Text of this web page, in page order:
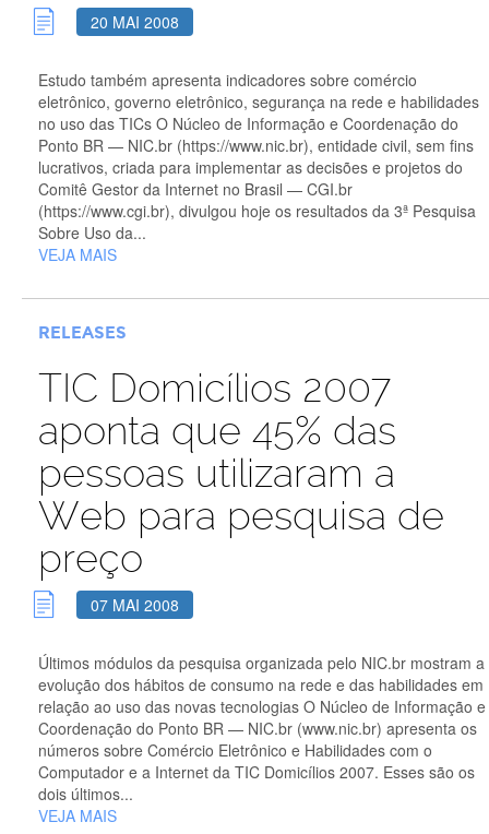
20 MAI 2008
Estudo também apresenta indicadores sobre comércio
eletrônico, governo eletrônico, segurança na rede e habilidades
no uso das TICs O Núcleo de Informação e Coordenação do
Ponto BR — NIC.br (https://www.nic.br), entidade civil, sem fins
lucrativos, criada para implementar as decisões e projetos do
Comitê Gestor da Internet no Brasil — CGI.br
(https://www.cgi.br), divulgou hoje os resultados da 3ª Pesquisa
Sobre Uso da...
VEJA MAIS
RELEASES
TIC Domicílios 2007
aponta que 45% das
pessoas utilizaram a
Web para pesquisa de
preço
07 MAI 2008
Últimos módulos da pesquisa organizada pelo NIC.br mostram a
evolução dos hábitos de consumo na rede e das habilidades em
relação ao uso das novas tecnologias O Núcleo de Informação e
Coordenação do Ponto BR — NIC.br (www.nic.br) apresenta os
números sobre Comércio Eletrônico e Habilidades com o
Computador e a Internet da TIC Domicílios 2007. Esses são os
dois últimos...
VEJA MAIS